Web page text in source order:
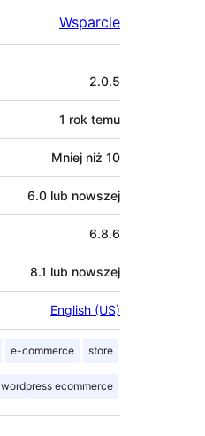
Wsparcie
2.0.5
1 rok temu
Mniej niż 10
6.0 lub nowszej
6.8.6
8.1 lub nowszej
English (US)
e-commerce store
wordpress ecommerce